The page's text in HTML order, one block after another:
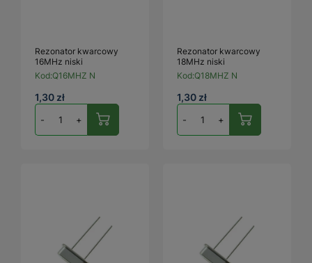
Rezonator kwarcowy
16MHz niski
Kod:Q16MHZ N
1,30 zł
- +
Rezonator kwarcowy
18MHz niski
Kod:Q18MHZ N
1,30 zł
- +